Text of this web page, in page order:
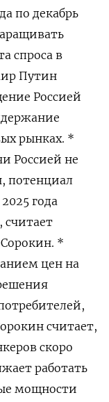
по декабрь
спроса в
Путин
Россией
рынках. *
Россией не
потенциал
года
считает
*
цен на
считает,
скоро
работать
мощности